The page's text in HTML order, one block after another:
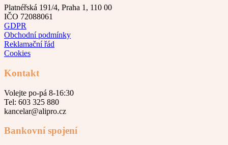
Platnéřská 191/4, Praha 1, 110 00
IČO 72088061
GDPR
Obchodní podmínky
Reklamační řád
Cookies
Kontakt
Volejte po-pá 8-16:30
Tel: 603 325 880
kancelar@alipro.cz
Bankovní spojení